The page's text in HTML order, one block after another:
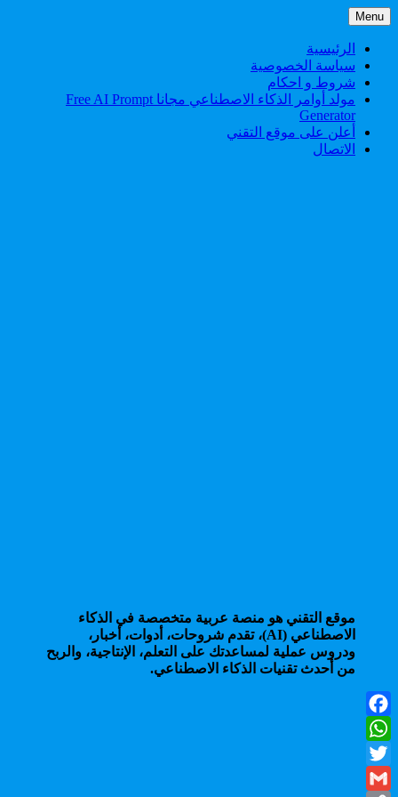
Skip
to
content
Menu
الرئيسية
سياسة الخصوصية
شروط و احكام
مولد أوامر الذكاء الاصطناعي مجانا Free AI Prompt
Generator
أعلن على موقع التقني
الاتصال
موقع التقني هو منصة عربية متخصصة في الذكاء
الاصطناعي (AI)، تقدم شروحات، أدوات، أخبار،
ودروس عملية لمساعدتك على التعلم، الإنتاجية، والربح
من أحدث تقنيات الذكاء الاصطناعي.
Facebook
WhatsApp
Twitter